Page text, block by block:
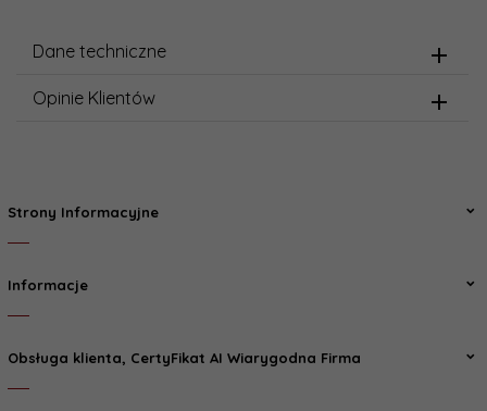
Dane techniczne
Opinie Klientów
Strony Informacyjne
Informacje
Obsługa klienta, CertyFikat AI Wiarygodna Firma